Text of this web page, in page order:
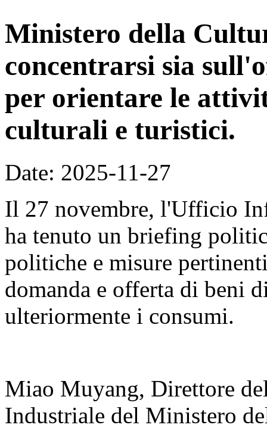
Ministero della
concentrarsi sia
per orientare le
culturali e turistici.
Date: 2025-11-27
Il 27 novembre, l'Ufficio
ha tenuto un briefing
politiche e misure
domanda e offerta di beni
ulteriormente i consumi.
Miao Muyang, Direttore
Industriale del Ministero